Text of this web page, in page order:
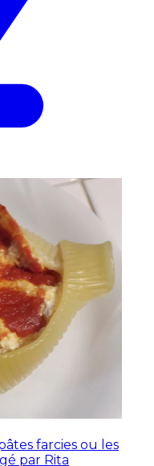
farcies ou les
par Rita